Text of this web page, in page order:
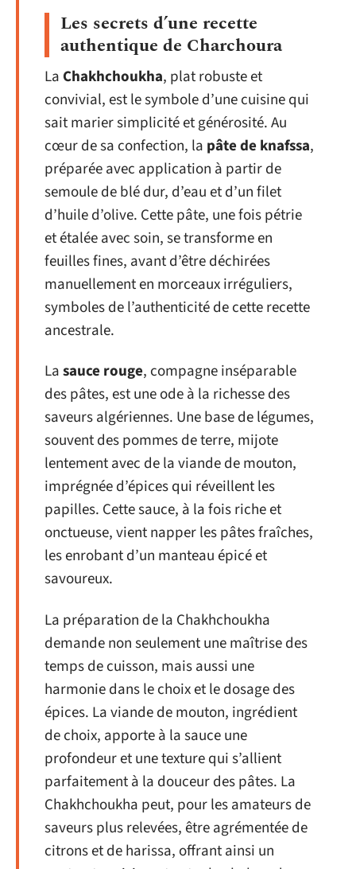
Les secrets d’une recette
authentique de Charchoura
La Chakhchoukha, plat robuste et
convivial, est le symbole d’une cuisine qui
sait marier simplicité et générosité. Au
cœur de sa confection, la pâte de knafssa,
préparée avec application à partir de
semoule de blé dur, d’eau et d’un filet
d’huile d’olive. Cette pâte, une fois pétrie
et étalée avec soin, se transforme en
feuilles fines, avant d’être déchirées
manuellement en morceaux irréguliers,
symboles de l’authenticité de cette recette
ancestrale.
Lasauce rouge, compagne inséparable
des pâtes, est une ode à la richesse des
saveurs algériennes. Une base de légumes,
souvent des pommes de terre, mijote
lentement avec de la viande de mouton,
imprégnée d’épices qui réveillent les
papilles. Cette sauce, à la fois riche et
onctueuse, vient napper les pâtes fraîches,
les enrobant d’un manteau épicé et
savoureux.
La préparation de la Chakhchoukha
demande non seulement une maîtrise des
temps de cuisson, mais aussi une
harmonie dans le choix et le dosage des
épices. La viande de mouton, ingrédient
de choix, apporte à la sauce une
profondeur et une texture qui s’allient
parfaitement à la douceur des pâtes. La
Chakhchoukha peut, pour les amateurs de
saveurs plus relevées, être agrémentée de
citrons et de harissa, offrant ainsi un